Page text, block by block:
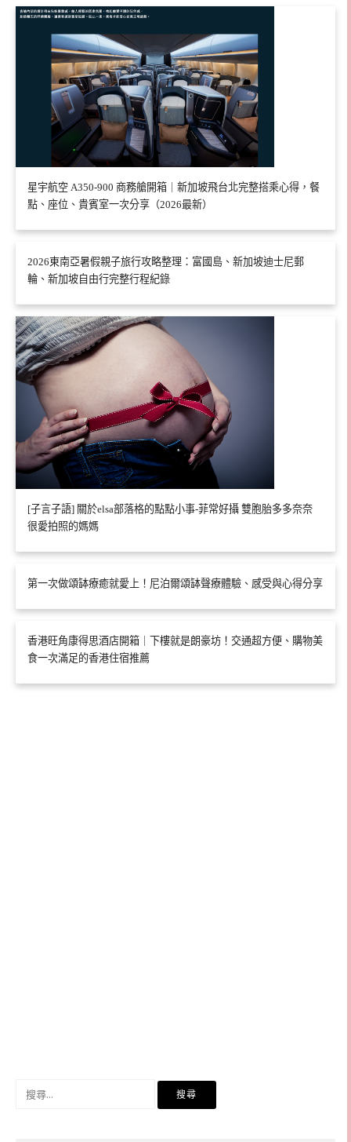
星宇航空 A350-900 商務艙開箱｜新加坡飛台北完整搭乘心得，餐
點、座位、貴賓室一次分享（2026最新）
2026東南亞暑假親子旅行攻略整理：富國島、新加坡迪士尼郵
輪、新加坡自由行完整行程紀錄
[子言子語] 關於elsa部落格的點點小事-菲常好攝 雙胞胎多多奈奈
很愛拍照的媽媽
第一次做頌缽療癒就愛上！尼泊爾頌缽聲療體驗、感受與心得分享
香港旺角康得思酒店開箱｜下樓就是朗豪坊！交通超方便、購物美
食一次滿足的香港住宿推薦